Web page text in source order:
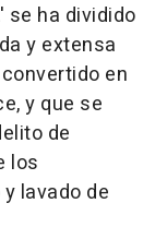
se ha dividido
y extensa
en
y que se
de
los
lavado de